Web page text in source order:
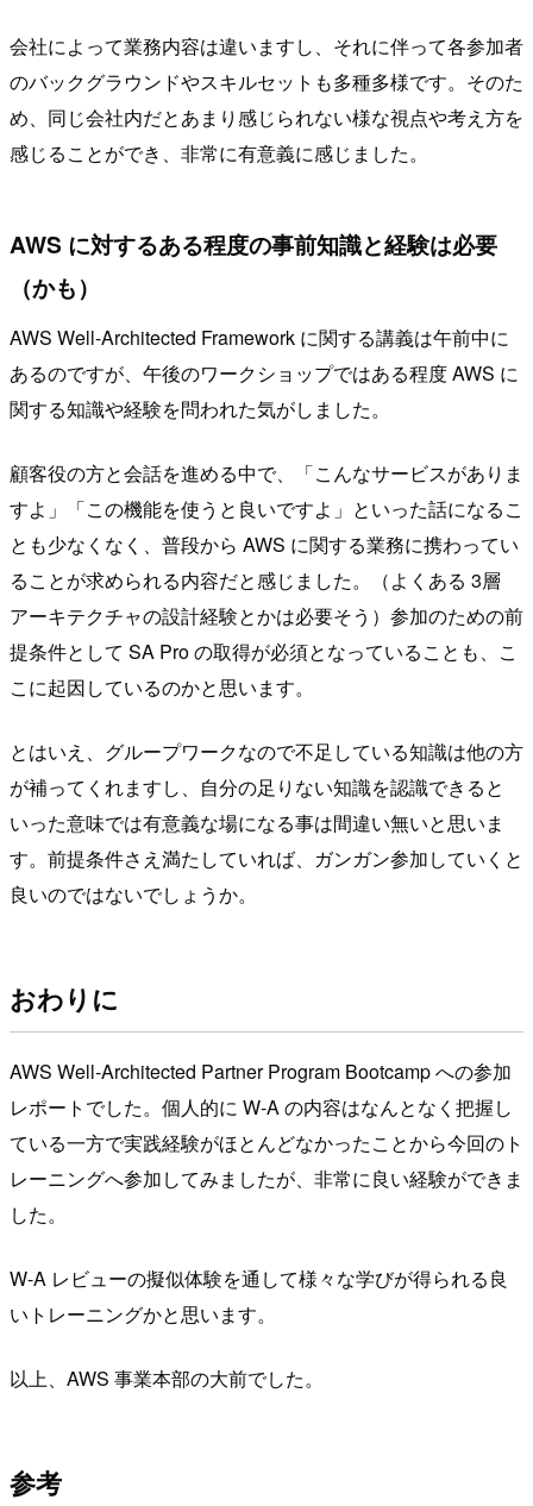
会社によって業務内容は違いますし、それに伴って各参加者
のバックグラウンドやスキルセットも多種多様です。そのた
め、同じ会社内だとあまり感じられない様な視点や考え方を
感じることができ、非常に有意義に感じました。
AWS に対するある程度の事前知識と経験は必要
（かも）
AWS Well-Architected Framework に関する講義は午前中に
あるのですが、午後のワークショップではある程度 AWS に
関する知識や経験を問われた気がしました。
顧客役の方と会話を進める中で、「こんなサービスがありま
すよ」「この機能を使うと良いですよ」といった話になるこ
とも少なくなく、普段から AWS に関する業務に携わってい
ることが求められる内容だと感じました。（よくある 3層
アーキテクチャの設計経験とかは必要そう）参加のための前
提条件として SA Pro の取得が必須となっていることも、こ
こに起因しているのかと思います。
とはいえ、グループワークなので不足している知識は他の方
が補ってくれますし、自分の足りない知識を認識できると
いった意味では有意義な場になる事は間違い無いと思いま
す。前提条件さえ満たしていれば、ガンガン参加していくと
良いのではないでしょうか。
おわりに
AWS Well-Architected Partner Program Bootcamp への参加
レポートでした。個人的に W-A の内容はなんとなく把握し
ている一方で実践経験がほとんどなかったことから今回のト
レーニングへ参加してみましたが、非常に良い経験ができま
した。
W-A レビューの擬似体験を通して様々な学びが得られる良
いトレーニングかと思います。
以上、AWS 事業本部の大前でした。
参考